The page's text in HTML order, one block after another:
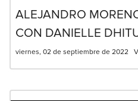
ALEJANDRO
CON DANIELLE
viernes, 02 de septiembre de 2022